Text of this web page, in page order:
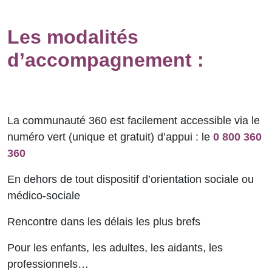
Les modalités
d’accompagnement :
La communauté 360 est facilement accessible via le
numéro vert (unique et gratuit) d’appui : le 0 800 360
360
En dehors de tout dispositif d’orientation sociale ou
médico-sociale
Rencontre dans les délais les plus brefs
Pour les enfants, les adultes, les aidants, les
professionnels…